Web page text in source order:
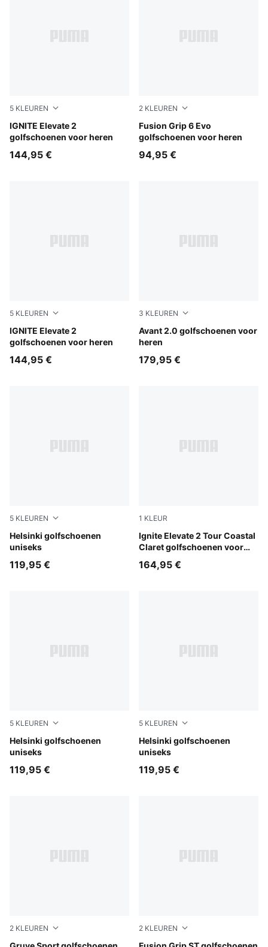
5 KLEUREN
IGNITE Elevate 2
golfschoenen voor heren
PUMA Black-PUMA Silver-Slate Sky
144,95 €
2 KLEUREN
Fusion Grip 6 Evo
golfschoenen voor heren
PUMA White-PUMA Silver
94,95 €
5 KLEUREN
IGNITE Elevate 2
golfschoenen voor heren
PUMA White-Dark Indigo-Ice Coffee
144,95 €
3 KLEUREN
Avant 2.0 golfschoenen voor
heren
Warm White-Mouse Gray-
179,95 €
5 KLEUREN
Helsinki golfschoenen
uniseks
PUMA White-PUMA Black
119,95 €
1 KLEUR
Ignite Elevate 2 Tour Coastal
Claret golfschoenen voor
Warm White-Alpine Snow-
164,95 €
5 KLEUREN
Helsinki golfschoenen
uniseks
Inky Blue-Deep Navy-Buttercream
119,95 €
5 KLEUREN
Helsinki golfschoenen
uniseks
Fudge-Birch-Warm White
119,95 €
2 KLEUREN 2 KLEUREN